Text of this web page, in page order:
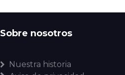
Sobre nosotros
Nuestra historia